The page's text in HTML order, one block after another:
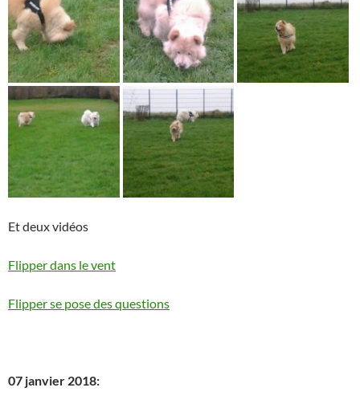
Et deux vidéos
Flipper dans le vent
Flipper se pose des questions
07 janvier 2018: